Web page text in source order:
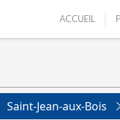
ACCUEIL
Saint-Jean-aux-Bois